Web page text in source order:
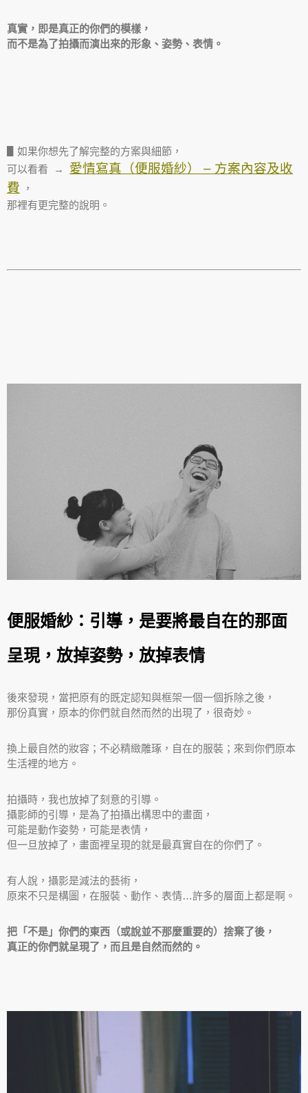
真實，即是真正的你們的模樣，
而不是為了拍攝而演出來的形象、姿勢、表情。
▋如果你想先了解完整的方案與細節，
可以看看 → 愛情寫真（便服婚紗） – 方案內容及收
費 ，
那裡有更完整的說明。
便服婚紗：引導，是要將最自在的那面
呈現，放掉姿勢，放掉表情
後來發現，當把原有的既定認知與框架一個一個拆除之後，
那份真實，原本的你們就自然而然的出現了，很奇妙。
換上最自然的妝容；不必精緻雕琢，自在的服裝；來到你們原本
生活裡的地方。
拍攝時，我也放掉了刻意的引導。
攝影師的引導，是為了拍攝出構思中的畫面，
可能是動作姿勢，可能是表情，
但一旦放掉了，畫面裡呈現的就是最真實自在的你們了。
有人說，攝影是減法的藝術，
原來不只是構圖，在服裝、動作、表情…許多的層面上都是啊。
把「不是」你們的東西（或說並不那麼重要的）捨棄了後，
真正的你們就呈現了，而且是自然而然的。